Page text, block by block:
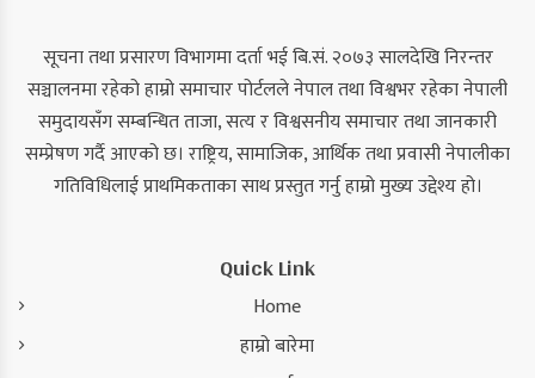
सूचना तथा प्रसारण विभागमा दर्ता भई बि.सं. २०७३ सालदेखि निरन्तर
सञ्चालनमा रहेको हाम्रो समाचार पोर्टलले नेपाल तथा विश्वभर रहेका नेपाली
समुदायसँग सम्बन्धित ताजा, सत्य र विश्वसनीय समाचार तथा जानकारी
सम्प्रेषण गर्दै आएको छ। राष्ट्रिय, सामाजिक, आर्थिक तथा प्रवासी नेपालीका
गतिविधिलाई प्राथमिकताका साथ प्रस्तुत गर्नु हाम्रो मुख्य उद्देश्य हो।
Quick Link
Home
हाम्रो बारेमा